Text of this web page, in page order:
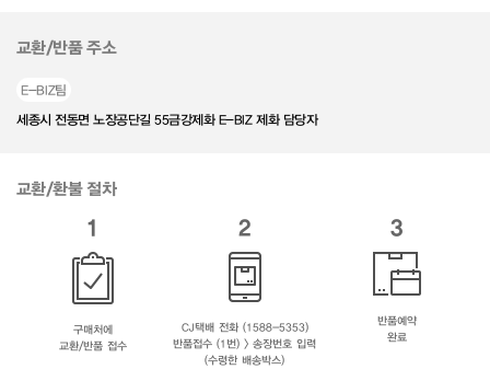
교환/반품 주소
E-BIZ팀
세종시 전동면 노장공단길 55금강제화 E-BIZ 제화 담당자
교환/환불 절차
1
구매처에
교환/반품 접수
2
CJ택배 전화 (1588-5353)
반품접수 (1번) > 송장번호 입력
(수령한 배송박스)
3
반품예약
완료